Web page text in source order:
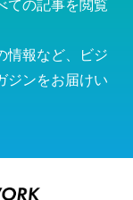
ての記事を閲覧
情報など、ビジ
ジンをお届けい